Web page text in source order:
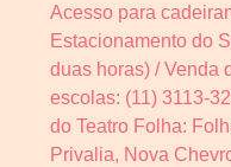
Acesso para
Estacionamento do
duas horas) / Venda
escolas: (11) 3113-
do Teatro Folha:
Privalia, Nova